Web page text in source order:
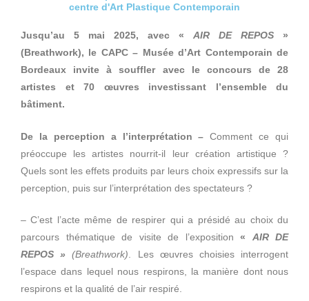
centre d'Art Plastique Contemporain
Jusqu’au 5 mai 2025, avec « AIR DE REPOS »
(Breathwork), le CAPC – Musée d’Art Contemporain de
Bordeaux invite à souffler avec le concours de 28
artistes et 70 œuvres investissant l’ensemble du
bâtiment.
De la perception a l’interprétation –Comment ce qui
préoccupe les artistes nourrit-il leur création artistique ?
Quels sont les effets produits par leurs choix expressifs sur la
perception, puis sur l’interprétation des spectateurs ?
– C’est l’acte même de respirer qui a présidé au choix du
parcours thématique de visite de l’exposition « AIR DE
REPOS » (Breathwork). Les œuvres choisies interrogent
l’espace dans lequel nous respirons, la manière dont nous
respirons et la qualité de l’air respiré.